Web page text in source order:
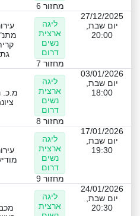
מחזור 6
27/12/2025
יום שבת,
20:00
ליגה
ארצית
נשים
דרום
מחזור 7
גת
03/01/2026
יום שבת,
18:00
ליגה
ארצית
נשים
דרום
מחזור 8
מ.כ.
17/01/2026
יום שבת,
19:30
ליגה
ארצית
נשים
דרום
מחזור 9
24/01/2026
יום שבת,
20:30
ליגה
ארצית